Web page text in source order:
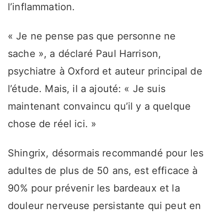
l’inflammation.
« Je ne pense pas que personne ne
sache », a déclaré Paul Harrison,
psychiatre à Oxford et auteur principal de
l’étude. Mais, il a ajouté: « Je suis
maintenant convaincu qu’il y a quelque
chose de réel ici. »
Shingrix, désormais recommandé pour les
adultes de plus de 50 ans, est efficace à
90% pour prévenir les bardeaux et la
douleur nerveuse persistante qui peut en